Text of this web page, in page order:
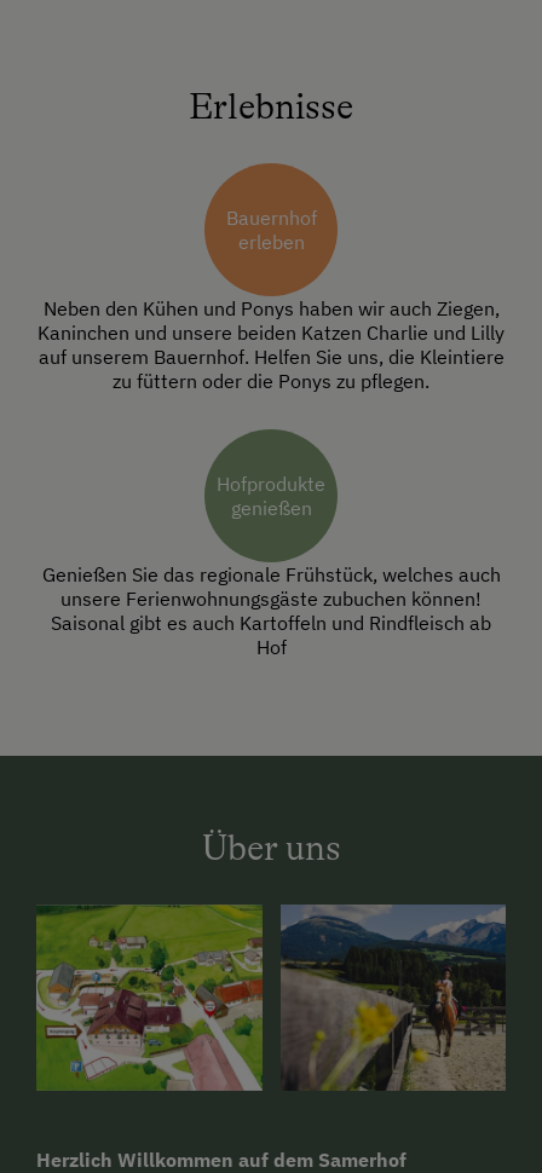
Erlebnisse
Bauernhof
erleben
Neben den Kühen und Ponys haben wir auch Ziegen,
Kaninchen und unsere beiden Katzen Charlie und Lilly
auf unserem Bauernhof. Helfen Sie uns, die Kleintiere
zu füttern oder die Ponys zu pflegen.
Hofprodukte
genießen
Genießen Sie das regionale Frühstück, welches auch
unsere Ferienwohnungsgäste zubuchen können!
Saisonal gibt es auch Kartoffeln und Rindfleisch ab
Hof
Über uns
Herzlich Willkommen auf dem Samerhof